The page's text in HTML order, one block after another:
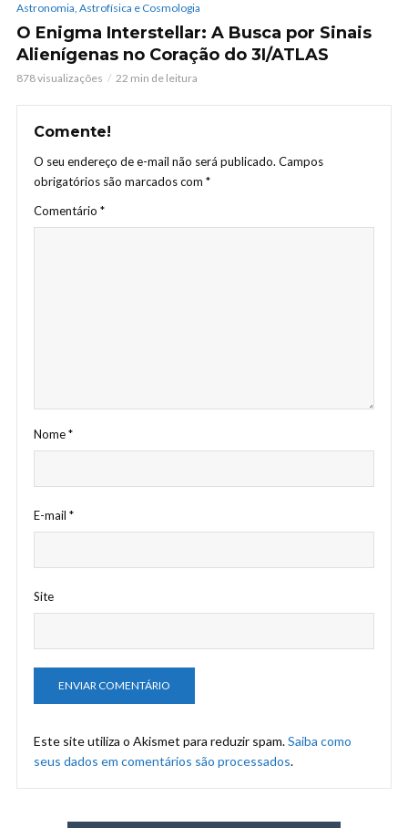
Astronomia, Astrofísica e Cosmologia
O Enigma Interstellar: A Busca por Sinais
Alienígenas no Coração do 3I/ATLAS
878 visualizações 22 min de leitura
Comente!
O seu endereço de e-mail não será publicado. Campos
obrigatórios são marcados com *
Comentário *
Nome*
E-mail *
Site
Este site utiliza o Akismet para reduzir spam.Saiba como
seus dados em comentários são processados.